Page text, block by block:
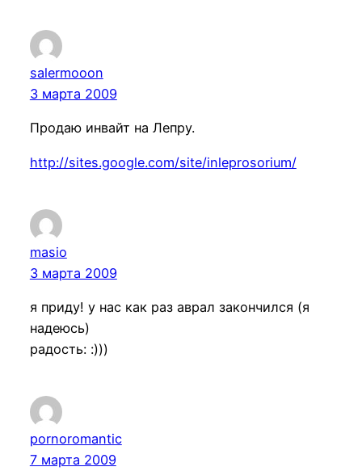
salermooon
3 марта 2009
Продаю инвайт на Лепру.
http://sites.google.com/site/inleprosorium/
masio
3 марта 2009
я приду! у нас как раз аврал закончился (я
надеюсь)
радость: :)))
pornoromantic
7 марта 2009